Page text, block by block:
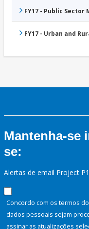
FY17 - Public Sector
FY17 - Urban and
Mantenha-se
se:
Alertas de email Project
Concordo com os termos
dados pessoais sejam
assinar as atualizações